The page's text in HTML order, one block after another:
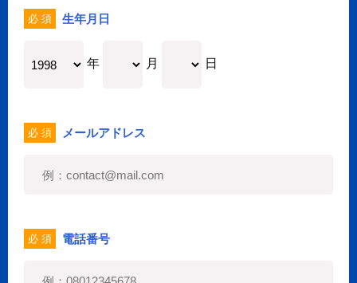
必 須 生年月日
年 月 日
必 須 メールアドレス
必 須 電話番号